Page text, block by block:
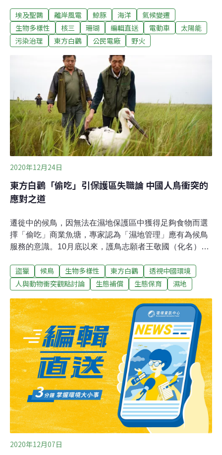
聖䴉蹤跡。林管處指出，這次能夠高效率在未滿40小時內
完成移除任務，除事前準備、動員快速外，特別感謝銅門
部落「崖勇蘇漾產業發展協會」協助，借重協會獵人及曾
支援羅東林區管理處移除埃及聖䴉的成功經驗，才能在短
時間內迅速並順利完成任務。（中央社報導）「珊瑚都被
砸斷了」 小琉球保育區竟遭丟水泥塊和船錨小琉球島周圍
海域全劃為琉球水產動物繁殖保育區，其中「杉福潮間帶
保育示範區」竟遭不明船隻，丟棄船錨和數個水泥塊，鄉
民氣炸要求縣府揪兇。屏縣府回應，經過定位，發現棄置
地點確實是位於杉福潮間帶保育示範區，嚴重破壞生態，
行徑惡劣，可依據《漁業法》開罰3至15萬元，目前正安
排當地協會清除，同時也會追查棄置
埃及聖䴉 離岸風電 鯨豚 海洋
氣候變遷
生物多樣性
核三 珊瑚 編輯直送 電動車
太陽能
污染治理
東方白鸛 公民電廠 野火
2020年12月24日
東方白鸛「偷吃」引保護區失職論 中國人鳥衝突的
應對之道
遷徙中的候鳥，因無法在濕地保護區中獲得足夠食物而選
擇「偷吃」商業魚塘，專家認為「濕地管理」應有為候鳥
服務的意識。10月底以來，護鳥志願者王敬國（化名）一
稱為「鳥類中的大熊貓」，是國家一級保護動物。每年，
牠們都會從繁殖地黑龍江及烏蘇里江一帶向南遷徙，並在
以便儲備體力進行之後的長途飛行。然而今年的情況有所
不同，今年的東方白鸛來得早、數量多，比王敬國等志願
者預計的提前了大半個月到達，截至11月5日，已有1300
餘隻東方白鸛聚集在七里海、北大港、曹妃甸這三大濕地
保護區外——這個數量是全球統計總數的一半以上。長途
趕路的牠們在歇腳之際，選擇「偷吃」保護區周邊的商業
魚塘中的魚，因此遭到魚塘老闆的鞭炮驅趕，在今年成為
引發廣泛關注的「人鳥衝突」事件。
盜獵 候鳥 生物多樣性 東方白鸛
透視中國環境
人與動物衝突觀點討論
生態補償 生態保育 濕地
2020年12月07日